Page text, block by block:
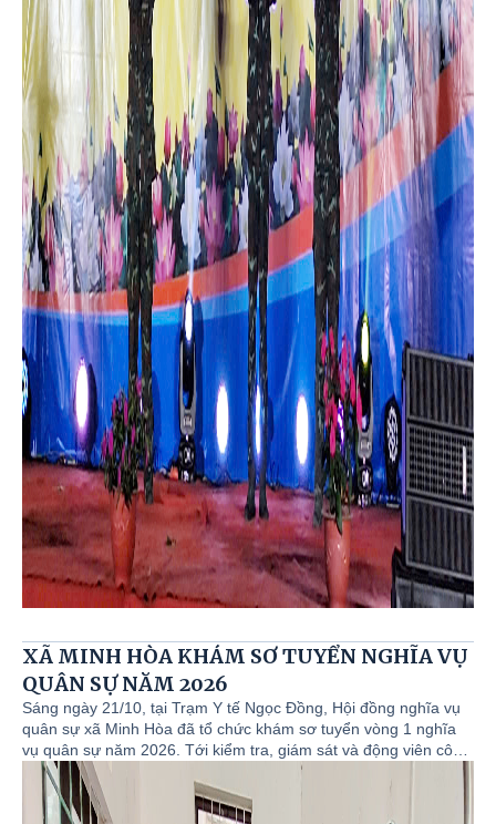
XÃ MINH HÒA KHÁM SƠ TUYỂN NGHĨA VỤ
QUÂN SỰ NĂM 2026
Sáng ngày 21/10, tại Trạm Y tế Ngọc Đồng, Hội đồng nghĩa vụ
quân sự xã Minh Hòa đã tổ chức khám sơ tuyển vòng 1 nghĩa
vụ quân sự năm 2026. Tới kiểm tra, giám sát và động viên công
tác khám tuyển có đồng chí Phạm Quang Minh, Bí thư Đảng ủy,
Chủ tịch HĐND xã; đồng chí Lê Trọng Quảng, Phó Bí thư Đảng
ủy, Chủ tịch UBND xã; đồng chí Đỗ Quốc Dân, Phó Bí thư